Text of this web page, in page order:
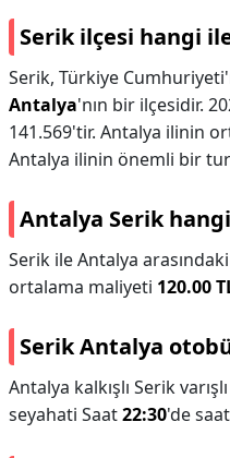
Serik ilçesi hangi
Serik, Türkiye
Antalya'nın bir ilçesidir.
141.569'tir. Antalya ilinin
Antalya ilinin önemli bir
Antalya Serik
Serik ile Antalya
ortalama maliyeti 120.00
Serik Antalya
Antalya kalkışlı Serik
seyahati Saat22:30'de